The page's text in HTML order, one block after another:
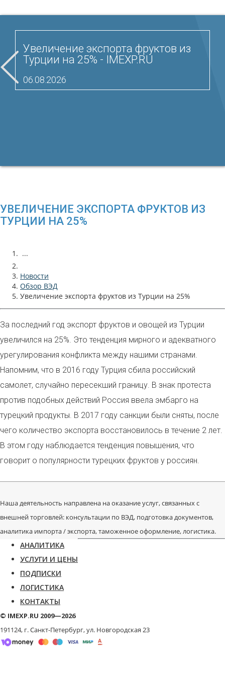
Увеличение экспорта фруктов из
Турции на 25% - IMEXP.RU
06.08.2026
УВЕЛИЧЕНИЕ ЭКСПОРТА ФРУКТОВ ИЗ
ТУРЦИИ НА 25%
...
Новости
Обзор ВЭД
Увеличение экспорта фруктов из Турции на 25%
За последний год экспорт фруктов и овощей из Турции
увеличился на 25%. Это тенденция мирного и адекватного
урегулирования конфликта между нашими странами.
Напомним, что в 2016 году Турция сбила российский
самолет, случайно пересекший границу. В знак протеста
против подобных действий Россия ввела эмбарго на
турецкий продукты. В 2017 году санкции были сняты, после
чего количество экспорта восстановилось в течение 2 лет.
В этом году наблюдается тенденция повышения, что
говорит о популярности турецких фруктов у россиян.
Наша деятельность направлена на оказание услуг, связанных с
внешней торговлей: консультации по ВЭД, подготовка документов,
аналитика импорта / экспорта, таможенное оформление, логистика.
АНАЛИТИКА
УСЛУГИ И ЦЕНЫ
ПОДПИСКИ
ЛОГИСТИКА
КОНТАКТЫ
© IMEXP.RU 2009—2026
191124, г. Санкт-Петербург,ул. Новгородская 23